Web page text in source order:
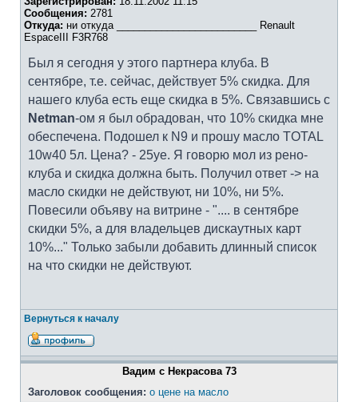
Сообщения: 2781
Откуда: ни откуда _________________________ Renault
EspaceIII F3R768
Был я сегодня у этого партнера клуба. В
сентябре, т.е. сейчас, действует 5% скидка. Для
нашего клуба есть еще скидка в 5%. Связавшись с
Netman-ом я был обрадован, что 10% скидка мне
обеспечена. Подошел к N9 и прошу масло TOTAL
10w40 5л. Цена? - 25уе. Я говорю мол из рено-
клуба и скидка должна быть. Получил ответ -> на
масло скидки не действуют, ни 10%, ни 5%.
Повесили объяву на витрине - ".... в сентябре
скидки 5%, а для владельцев дискаутных карт
10%..." Только забыли добавить длинный список
на что скидки не действуют.
Вернуться к началу
Вадим с Некрасова 73
Заголовок сообщения: о цене на масло